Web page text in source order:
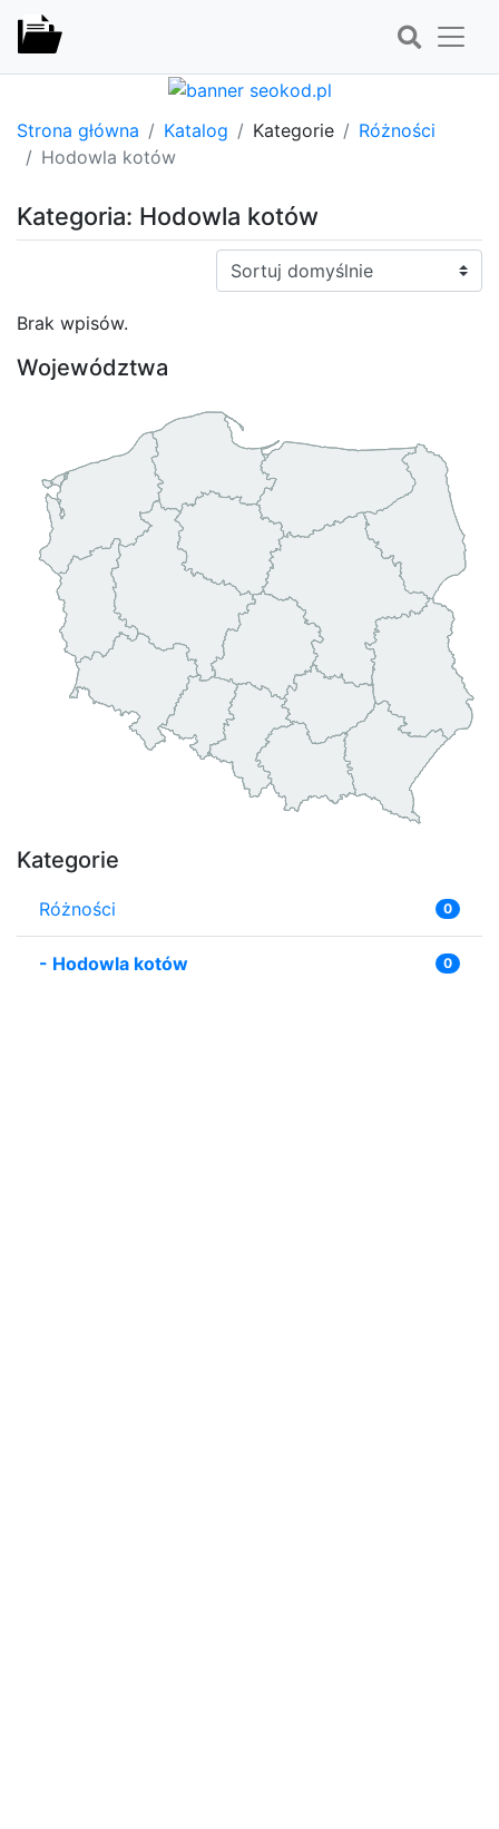
Strona główna Katalog Kategorie
Różności
Hodowla kotów
Kategoria: Hodowla kotów
Sortuj:
Brak wpisów.
Województwa
Kategorie
Różności 0
- Hodowla kotów 0